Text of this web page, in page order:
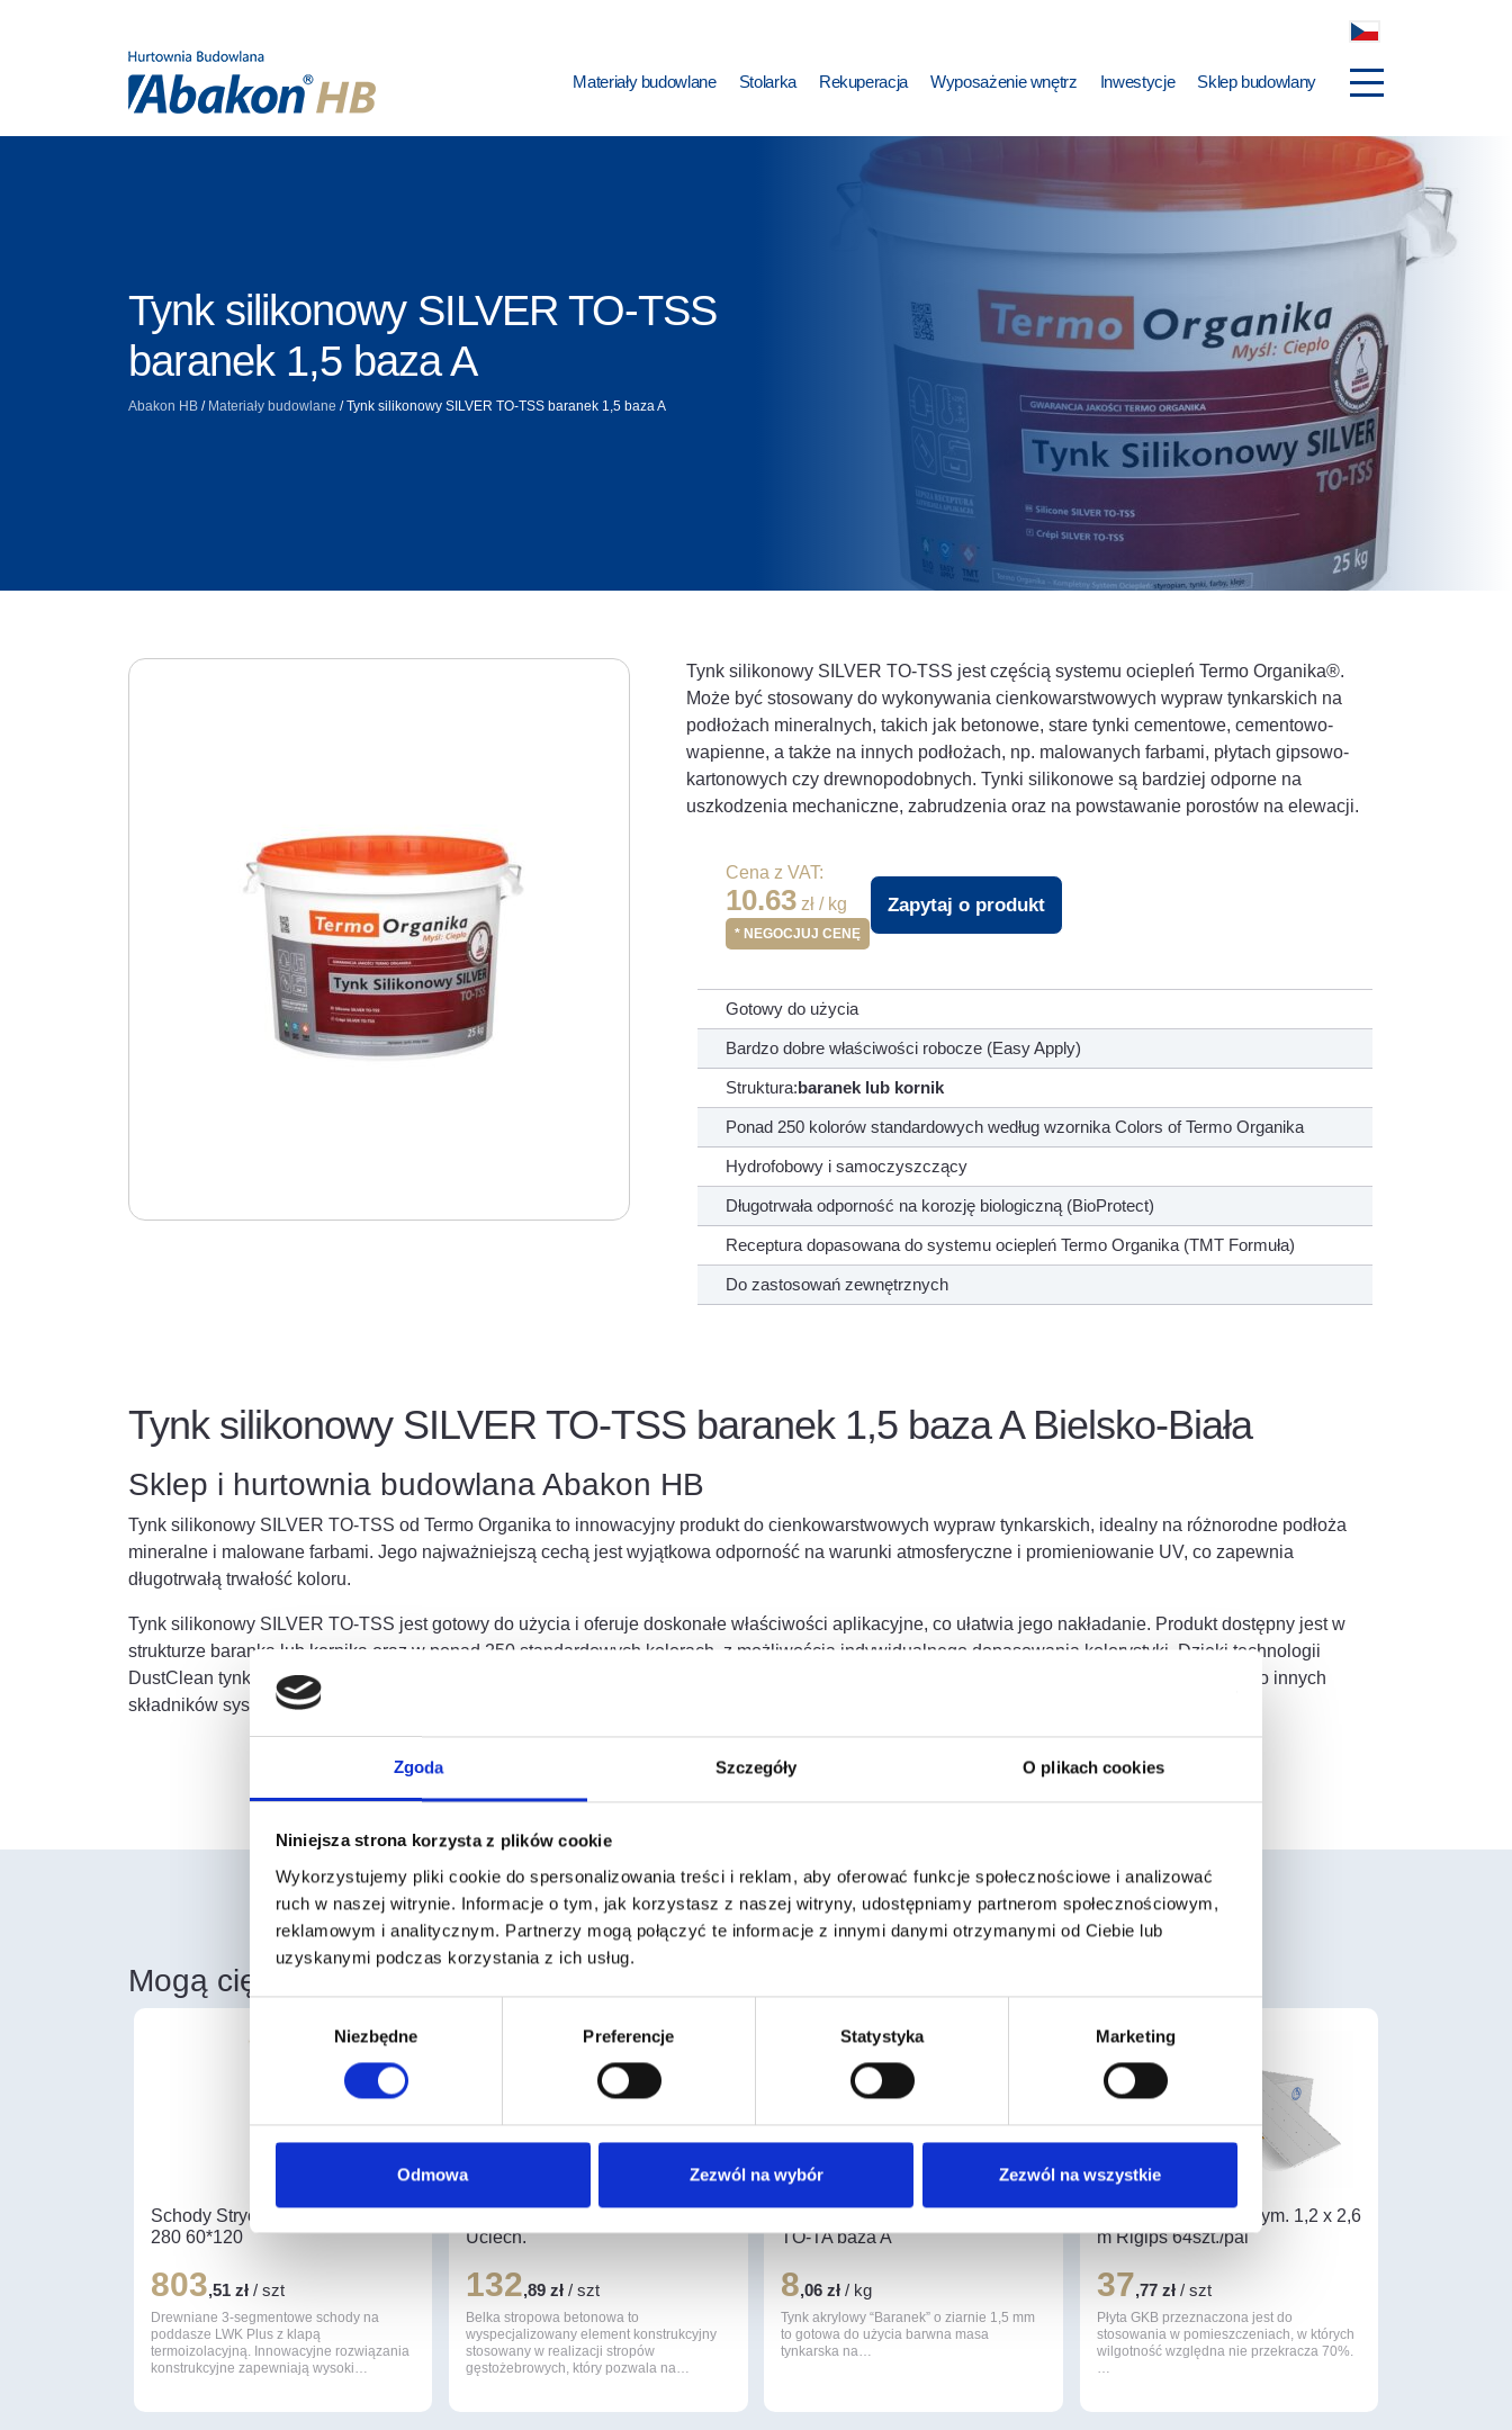
Zgoda Szczegóły O plikach cookies
Niniejsza strona korzysta z plików cookie
Wykorzystujemy pliki cookie do spersonalizowania treści i reklam, aby oferować funkcje społecznościowe i analizować
ruch w naszej witrynie. Informacje o tym, jak korzystasz z naszej witryny, udostępniamy partnerom społecznościowym,
reklamowym i analitycznym. Partnerzy mogą połączyć te informacje z innymi danymi otrzymanymi od Ciebie lub
uzyskanymi podczas korzystania z ich usług.
zgody
Niezbędne Preferencje Statystyka Marketing
Odmowa Zezwól na wybór Zezwól na wszystkie
Materiały budowlane Stolarka Rekuperacja Wyposażenie wnętrz Inwestycje Sklep budowlany
Tynk silikonowy SILVER TO-TSS
baranek 1,5 baza A
Abakon HB / Materiały budowlane / Tynk silikonowy SILVER TO-TSS baranek 1,5 baza A
Tynk silikonowy SILVER TO-TSS jest częścią systemu ociepleń Termo Organika®.
Może być stosowany do wykonywania cienkowarstwowych wypraw tynkarskich na
podłożach mineralnych, takich jak betonowe, stare tynki cementowe, cementowo-
wapienne, a także na innych podłożach, np. malowanych farbami, płytach gipsowo-
kartonowych czy drewnopodobnych. Tynki silikonowe są bardziej odporne na
uszkodzenia mechaniczne, zabrudzenia oraz na powstawanie porostów na elewacji.
Cena z VAT:
10.63 zł / kg
* NEGOCJUJ CENĘ
Zapytaj o produkt
Gotowy do użycia
Bardzo dobre właściwości robocze (Easy Apply)
Struktura:baranek lub kornik
Ponad 250 kolorów standardowych według wzornika Colors of Termo Organika
Hydrofobowy i samoczyszczący
Długotrwała odporność na korozję biologiczną (BioProtect)
Receptura dopasowana do systemu ociepleń Termo Organika (TMT Formuła)
Do zastosowań zewnętrznych
Tynk silikonowy SILVER TO-TSS baranek 1,5 baza A Bielsko-Biała
Sklep i hurtownia budowlana Abakon HB
Tynk silikonowy SILVER TO-TSS od Termo Organika to innowacyjny produkt do cienkowarstwowych wypraw tynkarskich, idealny na różnorodne podłoża
mineralne i malowane farbami. Jego najważniejszą cechą jest wyjątkowa odporność na warunki atmosferyczne i promieniowanie UV, co zapewnia
długotrwałą trwałość koloru.
Tynk silikonowy SILVER TO-TSS jest gotowy do użycia i oferuje doskonałe właściwości aplikacyjne, co ułatwia jego nakładanie. Produkt dostępny jest w
strukturze baranka lub kornika oraz w ponad 250 standardowych kolorach, z możliwością indywidualnego dopasowania kolorystyki. Dzięki technologii
DustClean tynk jest samoczyszczący, co znacznie wydłuża okres między koniecznymi konserwacjami. Receptura produktu jest dopasowana do innych
składników systemu ociepleń Termo Organika, co gwarantuje spójność i najwyższą jakość wykonania.
Mogą cię również zainteresować
Schody Strychowe LWK Plus-
280 60*120
803,51 zł / szt
Drewniane 3-segmentowe schody na
poddasze LWK Plus z klapą
termoizolacyjną. Innowacyjne rozwiązania
konstrukcyjne zapewniają wysoki…
Uciech.
132,89 zł / szt
Belka stropowa betonowa to
wyspecjalizowany element konstrukcyjny
stosowany w realizacji stropów
gęstożebrowych, który pozwala na…
TO-TA baza A
8,06 zł / kg
Tynk akrylowy “Baranek” o ziarnie 1,5 mm
to gotowa do użycia barwna masa
tynkarska na…
Płyta GKB gr. 12,5 wym. 1,2 x 2,6
m Rigips 64szt./pal
37,77 zł/ szt
Płyta GKB przeznaczona jest do
stosowania w pomieszczeniach, w których
wilgotność względna nie przekracza 70%.
…